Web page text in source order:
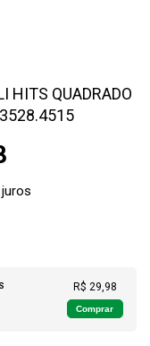
HITS QUADRADO
R$ 29,98
Comprar